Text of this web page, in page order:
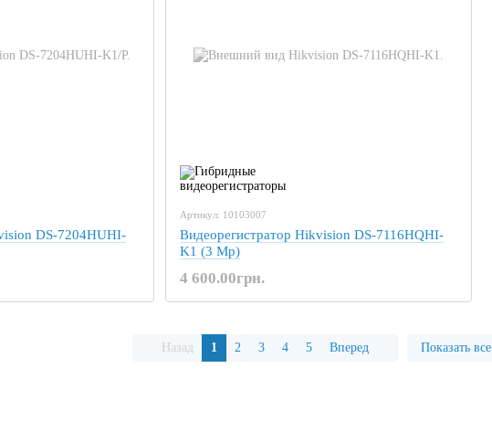
DS-7204HUHI-
Артикул: 10103007
Видеорегистратор Hikvision DS-7116HQHI-
K1 (3 Mp)
4 600.00грн.
Назад 1 2 3 4 5 Вперед Показать все